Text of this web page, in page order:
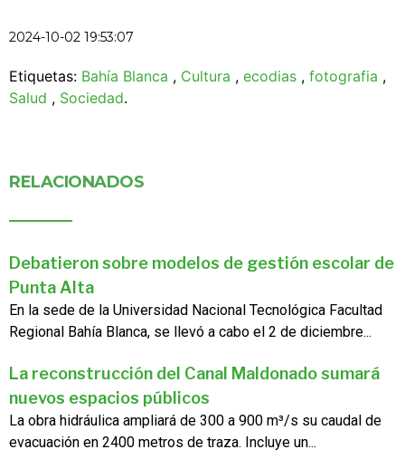
2024-10-02 19:53:07
Etiquetas: Bahía Blanca , Cultura , ecodias , fotografia ,
Salud , Sociedad.
RELACIONADOS
Debatieron sobre modelos de gestión escolar de
Punta Alta
En la sede de la Universidad Nacional Tecnológica Facultad
Regional Bahía Blanca, se llevó a cabo el 2 de diciembre...
La reconstrucción del Canal Maldonado sumará
nuevos espacios públicos
La obra hidráulica ampliará de 300 a 900 m³/s su caudal de
evacuación en 2400 metros de traza. Incluye un...